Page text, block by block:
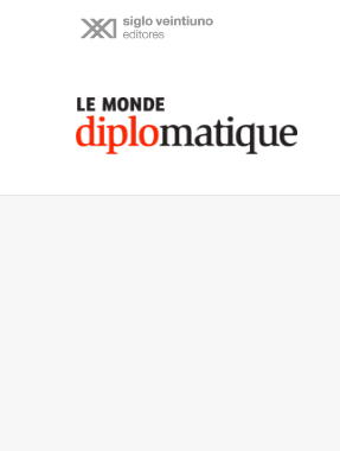
Le monde diplomatique